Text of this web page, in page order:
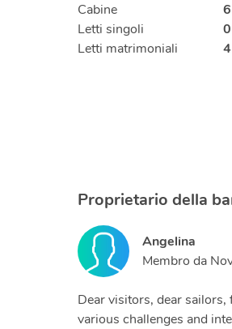
Cabine
6
Letti singoli
0
Letti matrimoniali
4
Proprietario della
Angelina
Membro da
Dear visitors, dear
various challenges and